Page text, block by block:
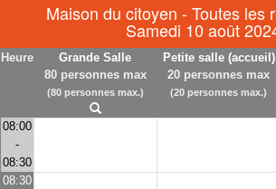
Maison du citoyen - Toutes les
Samedi 10 août
Heure
Grande Salle
80 personnes max
(80 personnes max.)
Petite salle (accueil)
20 personnes max
(20 personnes max.)
08:00
-
08:30
08:30